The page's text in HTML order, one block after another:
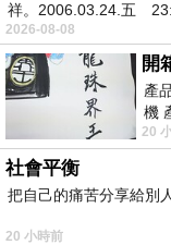
祥。2006.03.24.五
2026-08-08
產
機
耳
20
社會平衡
把自己的痛苦分享給別
20 小時前